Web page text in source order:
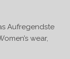
Aufregendste
wear,